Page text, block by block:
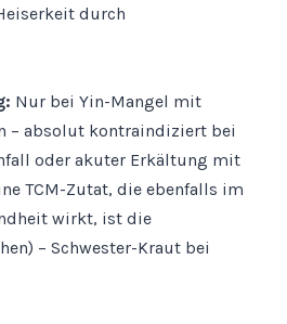
durch
Nur bei Yin-Mangel mit
– absolut kontraindiziert bei
oder akuter Erkältung mit
TCM-Zutat, die ebenfalls im
wirkt, ist die
– Schwester-Kraut bei